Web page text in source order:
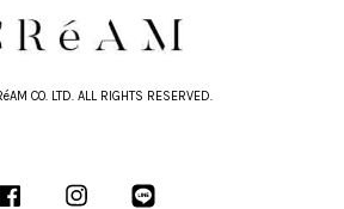
CO. LTD. ALL RIGHTS RESERVED.
Facebook Instagram